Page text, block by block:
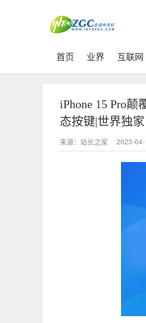
首页 (current)
业界 互联网
iPhone 15 Pro
态按键|世界独家
来源：站长之家 2023-04-